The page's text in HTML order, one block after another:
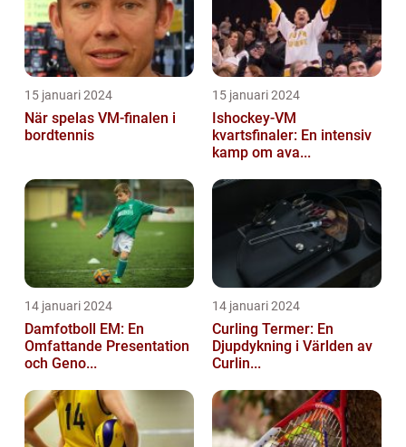
15 januari 2024
När spelas VM-finalen i
bordtennis
15 januari 2024
Ishockey-VM
kvartsfinaler: En intensiv
kamp om ava...
14 januari 2024
Damfotboll EM: En
Omfattande Presentation
och Geno...
14 januari 2024
Curling Termer: En
Djupdykning i Världen av
Curlin...